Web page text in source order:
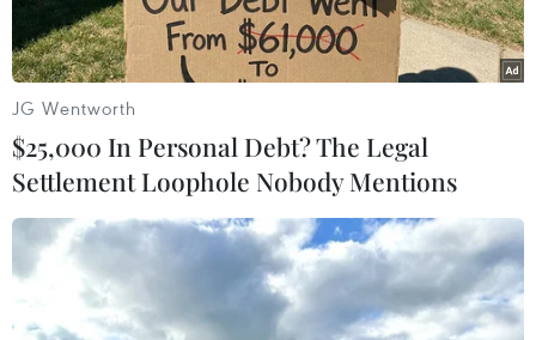
loại kẹo không rõ nguồn gốc rõ ràng, có chứa
chất kích thích nhiều phụ huynh rất hoang
mang lo lắng.
Chị N.H.C, phụ huynh của một học sinh bị ngộ
độc cho biết khi các con nhận thức chưa đầy đủ,
đi ra ngoài dễ có nguy cơ tiếp cận với những
sản phẩm, mặt hàng không rõ nguồn gốc nên
rất lo lắng.
Chị mong muốn các cơ quan chức năng thắt
JG Wentworth
$25,000 In Personal Debt? The Legal
Settlement Loophole Nobody Mentions